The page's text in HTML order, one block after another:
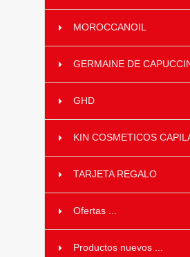
MOROCCANOIL
GERMAINE DE
GHD
KIN COSMETICOS
TARJETA REGALO
Ofertas ...
Productos nuevos ...